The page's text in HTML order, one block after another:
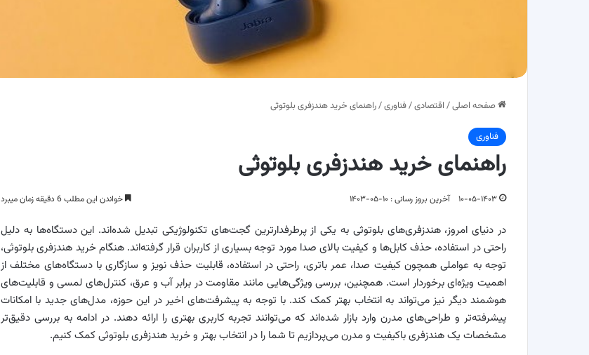
صفحه اصلی/ اقتصادی/فناوری/راهنمای خرید هندزفری بلوتوثی
فناوری
راهنمای خرید هندزفری بلوتوثی
۱۰-۰۵-۱۴۰۳ آخرین بروز رسانی : ۱۰-۰۵-۱۴۰۳ خواندن این مطلب 6 دقیقه زمان میبرد
در دنیای امروز، هندزفری‌های بلوتوثی به یکی از پرطرفدارترین گجت‌های تکنولوژیکی تبدیل شده‌اند. این دستگاه‌ها به دلیل
راحتی در استفاده، حذف کابل‌ها و کیفیت بالای صدا مورد توجه بسیاری از کاربران قرار گرفته‌اند. هنگام خرید هندزفری بلوتوثی،
توجه به عواملی همچون کیفیت صدا، عمر باتری، راحتی در استفاده، قابلیت حذف نویز و سازگاری با دستگاه‌های مختلف از
اهمیت ویژه‌ای برخوردار است. همچنین، بررسی ویژگی‌هایی مانند مقاومت در برابر آب و عرق، کنترل‌های لمسی و قابلیت‌های
هوشمند دیگر نیز می‌تواند به انتخاب بهتر کمک کند. با توجه به پیشرفت‌های اخیر در این حوزه، مدل‌های جدید با امکانات
پیشرفته‌تر و طراحی‌های مدرن وارد بازار شده‌اند که می‌توانند تجربه کاربری بهتری را ارائه دهند. در ادامه به بررسی دقیق‌تر
مشخصات یک هندزفری باکیفیت و مدرن می‌پردازیم تا شما را در انتخاب بهتر و خرید هندزفری بلوتوثی کمک کنیم.